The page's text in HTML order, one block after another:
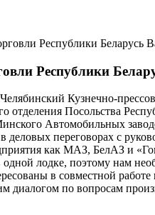
Республики
Республики
Кузнечно-
отделения Посольства
Автомобильных
деловых переговорах с
как МАЗ, БелАЗ и
лодке, поэтому нам
в совместной
диалогом по вопросам